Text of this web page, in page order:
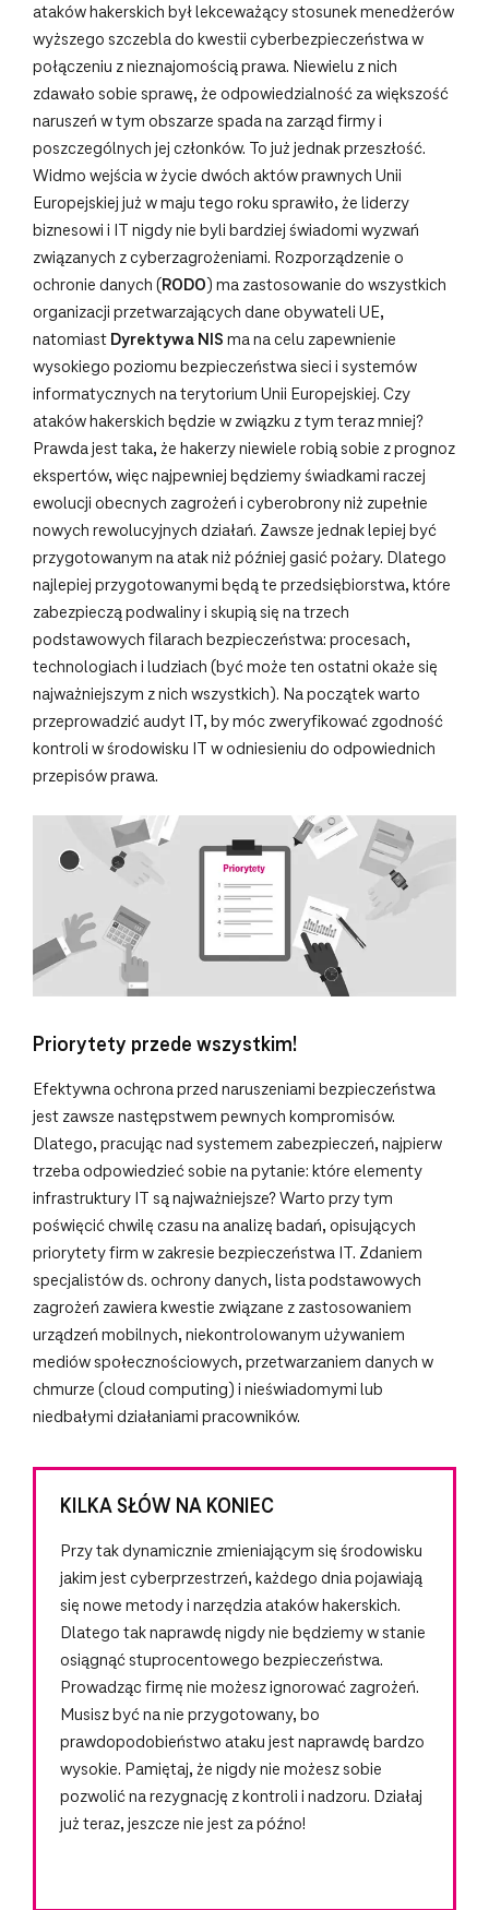
ataków hakerskich był lekceważący stosunek menedżerów
wyższego szczebla do kwestii cyberbezpieczeństwa w
połączeniu z nieznajomością prawa. Niewielu z nich
zdawało sobie sprawę, że odpowiedzialność za większość
naruszeń w tym obszarze spada na zarząd firmy i
poszczególnych jej członków. To już jednak przeszłość.
Widmo wejścia w życie dwóch aktów prawnych Unii
Europejskiej już w maju tego roku sprawiło, że liderzy
biznesowi i IT nigdy nie byli bardziej świadomi wyzwań
związanych z cyberzagrożeniami. Rozporządzenie o
ochronie danych (RODO) ma zastosowanie do wszystkich
organizacji przetwarzających dane obywateli UE,
natomiast Dyrektywa NIS ma na celu zapewnienie
wysokiego poziomu bezpieczeństwa sieci i systemów
informatycznych na terytorium Unii Europejskiej. Czy
ataków hakerskich będzie w związku z tym teraz mniej?
Prawda jest taka, że hakerzy niewiele robią sobie z prognoz
ekspertów, więc najpewniej będziemy świadkami raczej
ewolucji obecnych zagrożeń i cyberobrony niż zupełnie
nowych rewolucyjnych działań. Zawsze jednak lepiej być
przygotowanym na atak niż później gasić pożary. Dlatego
najlepiej przygotowanymi będą te przedsiębiorstwa, które
zabezpieczą podwaliny i skupią się na trzech
podstawowych filarach bezpieczeństwa: procesach,
technologiach i ludziach (być może ten ostatni okaże się
najważniejszym z nich wszystkich). Na początek warto
przeprowadzić audyt IT, by móc zweryfikować zgodność
kontroli w środowisku IT w odniesieniu do odpowiednich
przepisów prawa.
Priorytety przede wszystkim!
Efektywna ochrona przed naruszeniami bezpieczeństwa
jest zawsze następstwem pewnych kompromisów.
Dlatego, pracując nad systemem zabezpieczeń, najpierw
trzeba odpowiedzieć sobie na pytanie: które elementy
infrastruktury IT są najważniejsze? Warto przy tym
poświęcić chwilę czasu na analizę badań, opisujących
priorytety firm w zakresie bezpieczeństwa IT. Zdaniem
specjalistów ds. ochrony danych, lista podstawowych
zagrożeń zawiera kwestie związane z zastosowaniem
urządzeń mobilnych, niekontrolowanym używaniem
mediów społecznościowych, przetwarzaniem danych w
chmurze (cloud computing) i nieświadomymi lub
niedbałymi działaniami pracowników.
KILKA SŁÓW NA KONIEC
Przy tak dynamicznie zmieniającym się środowisku
jakim jest cyberprzestrzeń, każdego dnia pojawiają
się nowe metody i narzędzia ataków hakerskich.
Dlatego tak naprawdę nigdy nie będziemy w stanie
osiągnąć stuprocentowego bezpieczeństwa.
Prowadząc firmę nie możesz ignorować zagrożeń.
Musisz być na nie przygotowany, bo
prawdopodobieństwo ataku jest naprawdę bardzo
wysokie. Pamiętaj, że nigdy nie możesz sobie
pozwolić na rezygnację z kontroli i nadzoru. Działaj
już teraz, jeszcze nie jest za późno!